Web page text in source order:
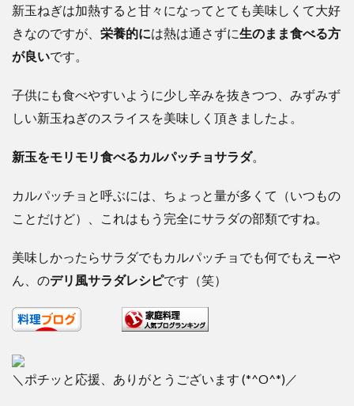
新玉ねぎは加熱すると甘々になってとても美味しくて大好
きなのですが、 栄養的には熱は通さずに生のまま食べる方
が良いです。
子供にも食べやすいように少し辛みを抜きつつ、みずみず
しい新玉ねぎのスライスを美味しく頂きましたよ。
新玉をモリモリ食べるカルパッチョサラダ。
カルパッチョと呼ぶには、ちょっと量が多くて（いつもの
ことだけど）、これはもう完全にサラダの部類ですね。
美味しかったらサラダでもカルパッチョでも何でもえーや
ん、のデリ風サラダレシピです（笑）
＼ポチッと応援、ありがとうございます (*^O^*)／